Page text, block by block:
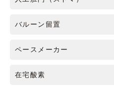
バルーン留置
ペースメーカー
在宅酸素